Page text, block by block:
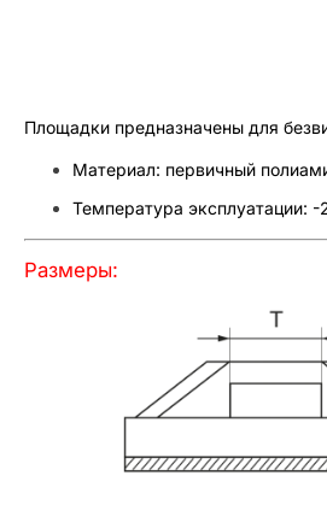
Площадки предназначены для
Материал: первичный
Температура эксплуатации: -
Размеры: